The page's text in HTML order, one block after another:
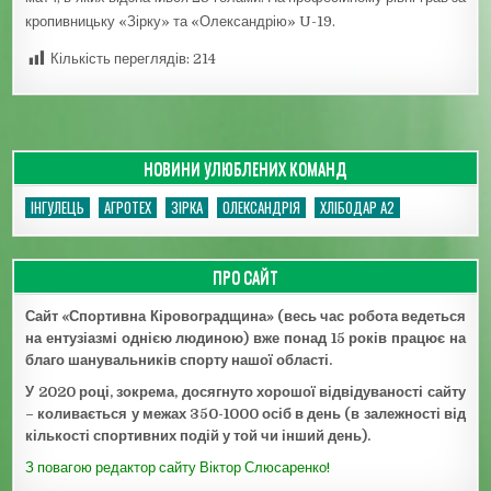
кропивницьку «Зірку» та «Олександрію» U-19.
Кількість переглядів: 214
НОВИНИ УЛЮБЛЕНИХ КОМАНД
ІНГУЛЕЦЬ АГРОТЕХ ЗІРКА ОЛЕКСАНДРІЯ ХЛІБОДАР А2
ПРО САЙТ
Сайт «Спортивна Кіровоградщина» (весь час робота ведеться
на ентузіазмі однією людиною) вже понад 15 років працює на
благо шанувальників спорту нашої області.
У 2020 році, зокрема, досягнуто хорошої відвідуваності сайту
– коливається у межах 350-1000 осіб в день (в залежності від
кількості спортивних подій у той чи інший день).
З повагою редактор сайту Віктор Слюсаренко!